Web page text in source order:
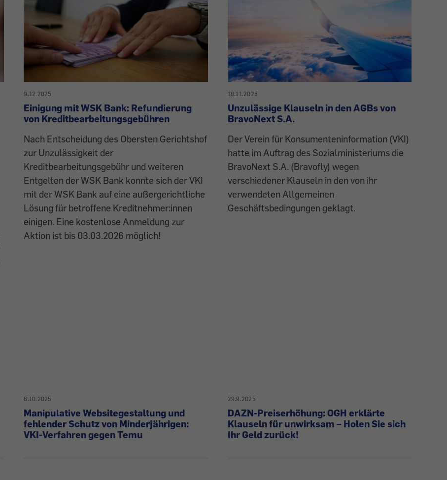
9.12.2025
Einigung mit WSK Bank: Refundierung
von Kreditbearbeitungsgebühren
Nach Entscheidung des Obersten Gerichtshof
zur Unzulässigkeit der
Kreditbearbeitungsgebühr und weiteren
Entgelten der WSK Bank konnte sich der VKI
mit der WSK Bank auf eine außergerichtliche
Lösung für betroffene Kreditnehmer:innen
einigen. Eine kostenlose Anmeldung zur
Aktion ist bis 03.03.2026 möglich!
18.11.2025
Unzulässige Klauseln in den AGBs von
BravoNext S.A.
Der Verein für Konsumenteninformation (VKI)
hatte im Auftrag des Sozialministeriums die
BravoNext S.A. (Bravofly) wegen
verschiedener Klauseln in den von ihr
verwendeten Allgemeinen
Geschäftsbedingungen geklagt.
6.10.2025
Manipulative Websitegestaltung und
fehlender Schutz von Minderjährigen:
VKI-Verfahren gegen Temu
29.9.2025
DAZN-Preiserhöhung: OGH erklärte
Klauseln für unwirksam – Holen Sie sich
Ihr Geld zurück!